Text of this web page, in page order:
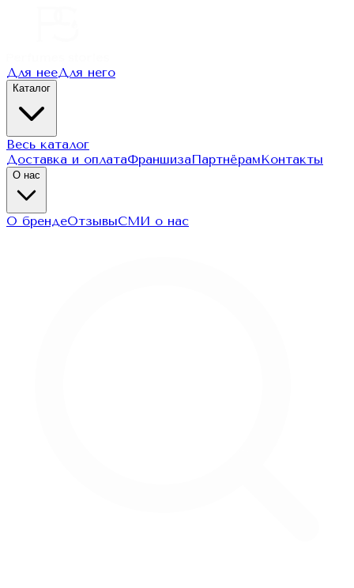
Для нееДля него
Каталог
Весь каталог
Доставка и оплатаФраншизаПартнёрамКонтакты
О нас
О брендеОтзывыСМИ о нас